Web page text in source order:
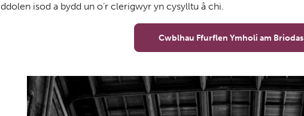
ddolen isod a bydd un o’r clerigwyr yn cysylltu â chi.
Cwblhau Ffurflen Ymholi am Briodas